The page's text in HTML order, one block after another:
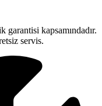
kapsamındadır.
servis.